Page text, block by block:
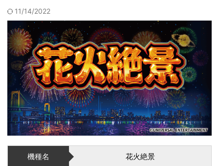
11/14/2022
機種名 花火絶景